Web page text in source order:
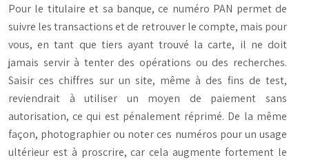
Pour le titulaire et sa banque, ce numéro PAN permet de
suivre les transactions et de retrouver le compte, mais pour
vous, en tant que tiers ayant trouvé la carte, il ne doit
jamais servir à tenter des opérations ou des recherches.
Saisir ces chiffres sur un site, même à des fins de test,
reviendrait à utiliser un moyen de paiement sans
autorisation, ce qui est pénalement réprimé. De la même
façon, photographier ou noter ces numéros pour un usage
ultérieur est à proscrire, car cela augmente fortement le